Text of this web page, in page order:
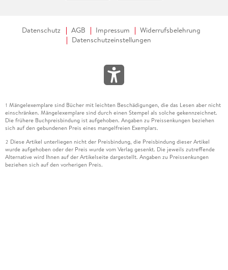
Datenschutz AGB Impressum
Widerrufsbelehrung
Datenschutzeinstellungen
1 Mängelexemplare sind Bücher mit leichten Beschädigungen, die das Lesen aber nicht
einschränken. Mängelexemplare sind durch einen Stempel als solche gekennzeichnet.
Die frühere Buchpreisbindung ist aufgehoben. Angaben zu Preissenkungen beziehen
sich auf den gebundenen Preis eines mangelfreien Exemplars.
2 Diese Artikel unterliegen nicht der Preisbindung, die Preisbindung dieser Artikel
wurde aufgehoben oder der Preis wurde vom Verlag gesenkt. Die jeweils zutreffende
Alternative wird Ihnen auf der Artikelseite dargestellt. Angaben zu Preissenkungen
beziehen sich auf den vorherigen Preis.